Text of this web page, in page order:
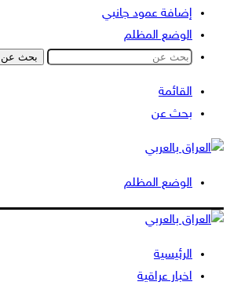
إضافة عمود جانبي
الوضع المظلم
بحث عن
القائمة
بحث عن
الوضع المظلم
الرئيسية
اخبار عراقية